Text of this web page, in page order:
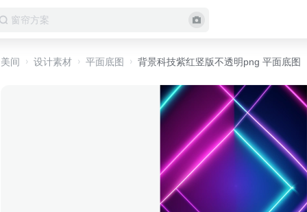
落地窗
美间 设计素材 平面底图 背景科技紫红竖版不透明png 平面底图